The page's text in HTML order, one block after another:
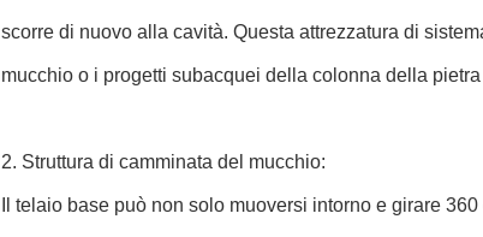
scorre di nuovo alla cavità. Questa attrezzatura di
mucchio o i progetti subacquei della colonna della
2. Struttura di camminata del mucchio:
Il telaio base può non solo muoversi intorno e girare